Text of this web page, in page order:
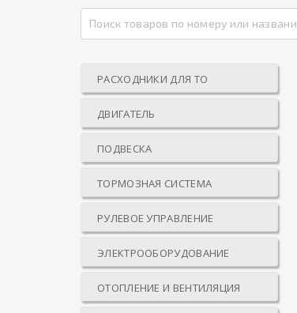
РАСХОДНИКИ ДЛЯ ТО
ДВИГАТЕЛЬ
ПОДВЕСКА
ТОРМОЗНАЯ СИСТЕМА
РУЛЕВОЕ УПРАВЛЕНИЕ
ЭЛЕКТРООБОРУДОВАНИЕ
ОТОПЛЕНИЕ И ВЕНТИЛЯЦИЯ